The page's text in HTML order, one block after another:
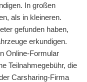
In großen
als in kleineren.
gefunden haben,
erkundigen.
Online-Formular
Teilnahmegebühr, die
Carsharing-Firma